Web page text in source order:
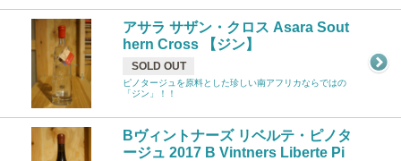
アサラ サザン・クロス Asara Sout
hern Cross 【ジン】
SOLD OUT
ピノタージュを原料とした珍しい南アフリカならではの
「ジン」！！
Bヴィントナーズ リベルテ・ピノタ
ージュ 2017 B Vintners Liberte Pi